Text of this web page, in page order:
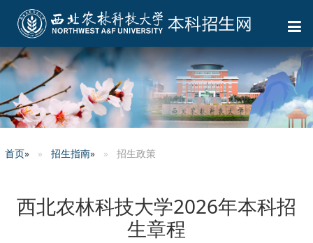
首页» 招生指南» 招生政策
西北农林科技大学2026年本科招
生章程